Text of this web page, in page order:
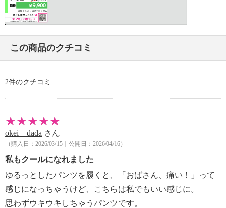
・摩擦による色落ち、色移り注意
・素材の特性上、多少の縮みあり
・過度な力をかけない
・中国製
この商品のクチコミ
2件のクチコミ
okei dada さん
（購入日：2026/03/15｜公開日：2026/04/16）
私もクールになれました
ゆるっとしたパンツを履くと、「おばさん、痛い！」って
感じになっちゃうけど、こちらは私でもいい感じに。
思わずウキウキしちゃうパンツです。